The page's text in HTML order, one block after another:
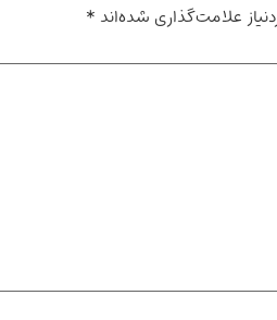
علامت‌گذاری شده‌اند *